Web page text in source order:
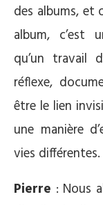
des albums, et
album, c’est
qu’un travail
réflexe,
être le lien
une manière
vies différentes.
Pierre : Nous